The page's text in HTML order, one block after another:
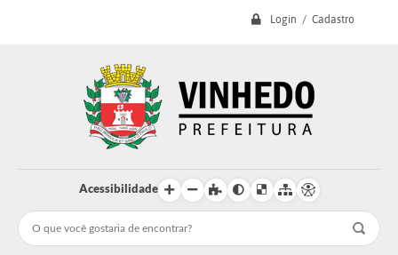
Login / Cadastro
Acessibilidade